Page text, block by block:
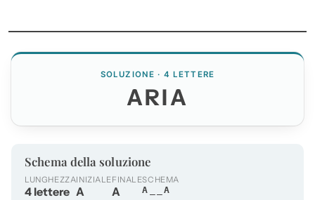
SOLUZIONE · 4 LETTERE
ARIA
Schema della soluzione
LUNGHEZZA
4 lettere
INIZIALE
A
FINALE
A
SCHEMA
A__A